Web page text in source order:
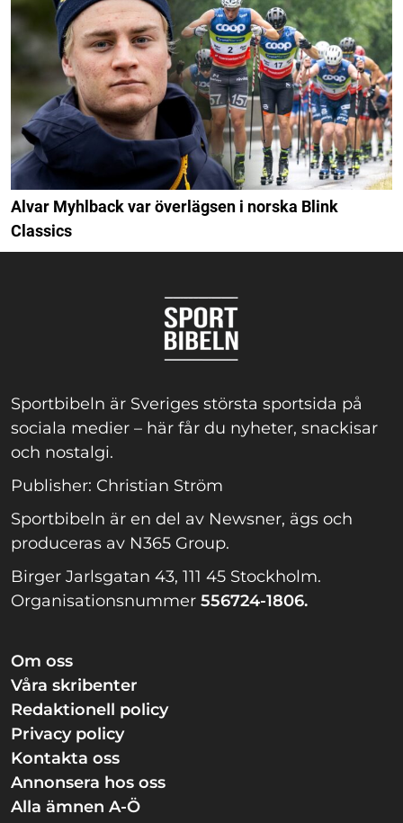
Alvar Myhlback var överlägsen i norska Blink
Classics
Sportbibeln är Sveriges största sportsida på
sociala medier – här får du nyheter, snackisar
och nostalgi.
Publisher: Christian Ström
Sportbibeln är en del av Newsner, ägs och
produceras av N365 Group.
Birger Jarlsgatan 43, 111 45 Stockholm.
Organisationsnummer 556724-1806.
Om oss
Våra skribenter
Redaktionell policy
Privacy policy
Kontakta oss
Annonsera hos oss
Alla ämnen A-Ö